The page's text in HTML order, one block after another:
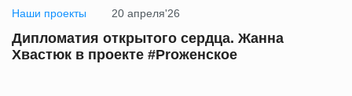
Наши проекты 20 апреля'26
Дипломатия открытого сердца. Жанна
Хвастюк в проекте #Proженское